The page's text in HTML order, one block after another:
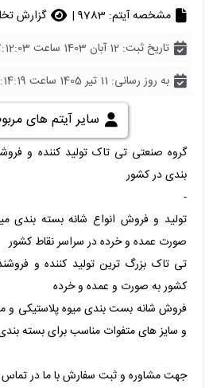
مشخصه آیتم: 9783 |
گزارش تخلف (5
تاریخ ثبت: 12 آبان 1403 ساعت 17:12:03
به روز رسانی: 11 تیر 1405 ساعت 17:14:19
سایر آیتم های
گروه صنعتی تی تاک تولید کننده و
بندی در کشور
-
تولید و فروش انواع شانه بسته بندی
صورت عمده و خرده در سراسر نقاط کشور
تی تاک بزرگ ترین تولید کننده و
کشور به صورت و عمده و خرده
فروش شانه بست بندی میوه پلاستیکی و
و سایز های متفوات مناسب برای بسته
جهت مشاوره و ثبت سفارش با ما در تماس